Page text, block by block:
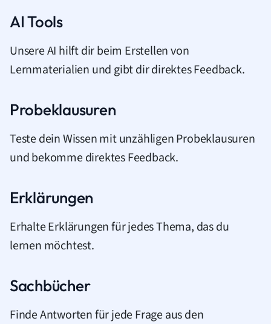
AI Tools
Unsere AI hilft dir beim Erstellen von
Lernmaterialien und gibt dir direktes Feedback.
Probeklausuren
Teste dein Wissen mit unzähligen Probeklausuren
und bekomme direktes Feedback.
Erklärungen
Erhalte Erklärungen für jedes Thema, das du
lernen möchtest.
Sachbücher
Finde Antworten für jede Frage aus den